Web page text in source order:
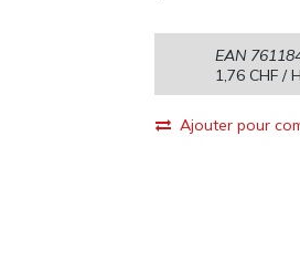
1,76CHF/
EAN
Ajouter pour